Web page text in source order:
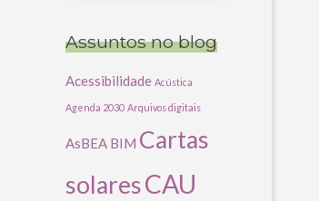
Assuntos no blog
Acessibilidade Acústica
Agenda 2030 Arquivos digitais
AsBEA BIM Cartas
solaresCAU